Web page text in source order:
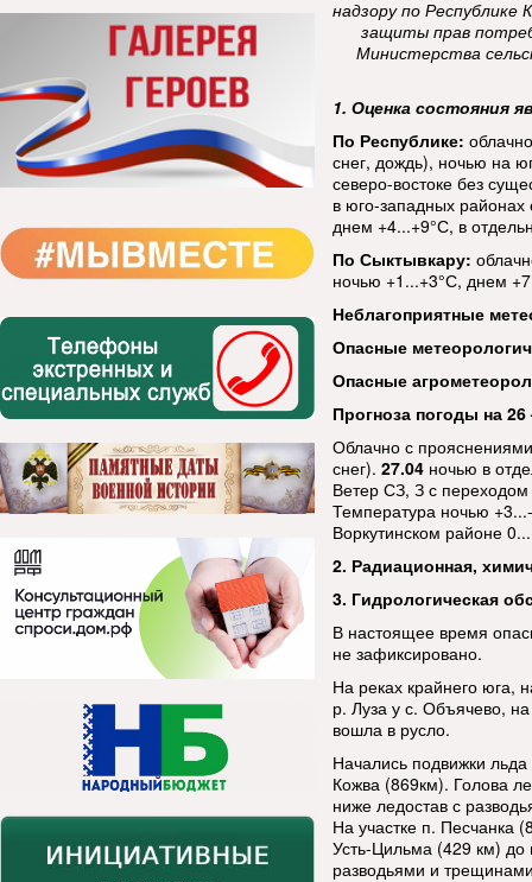
надзору по Республике
защиты прав
Министерства
1. Оценка состояния
По Республике:
снег, дождь), ночью на
северо-востоке без
в юго-западных
днем +4...+9°С, в
По Сыктывкару:
ночью +1...+3°С, днем
Неблагоприятные
Опасные
Опасные
Прогноза погоды на
Облачно с
снег). 27.04 ночью в
Ветер СЗ, З с
Температура ночью
Воркутинском районе
2. Радиационная,
3. Гидрологическая
В настоящее время
не зафиксировано.
На реках крайнего юга,
р. Луза у с. Объячево,
вошла в русло.
Начались подвижки
Кожва (869км). Голова
ниже ледостав с
На участке п. Песчанка
Усть-Цильма (429 км) до
разводьями и